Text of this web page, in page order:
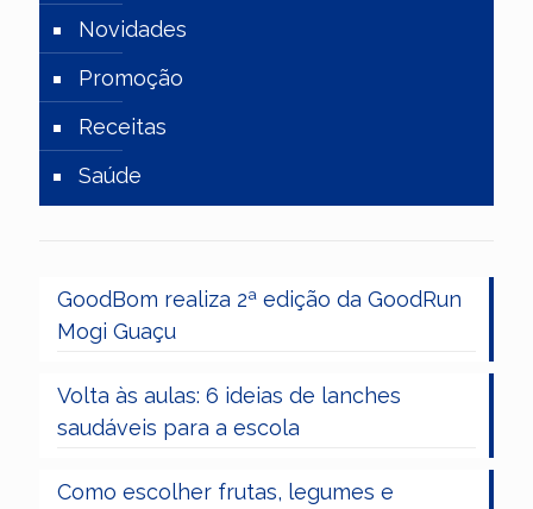
Novidades
Promoção
Receitas
Saúde
GoodBom realiza 2ª edição da GoodRun
Mogi Guaçu
Volta às aulas: 6 ideias de lanches
saudáveis para a escola
Como escolher frutas, legumes e